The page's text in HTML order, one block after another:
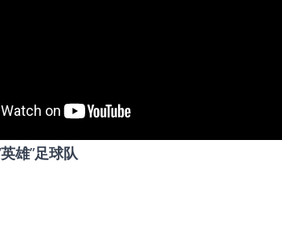
英雄 足球队